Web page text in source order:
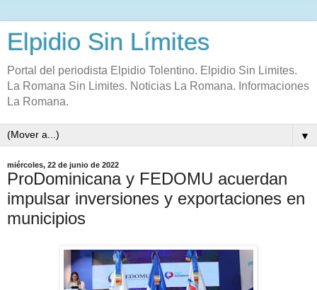
Elpidio Sin Límites
Portal del periodista Elpidio Tolentino. Elpidio Sin Limites.
La Romana Sin Limites. Noticias La Romana. Informaciones
La Romana.
▼
miércoles, 22 de junio de 2022
ProDominicana y FEDOMU acuerdan
impulsar inversiones y exportaciones en
municipios